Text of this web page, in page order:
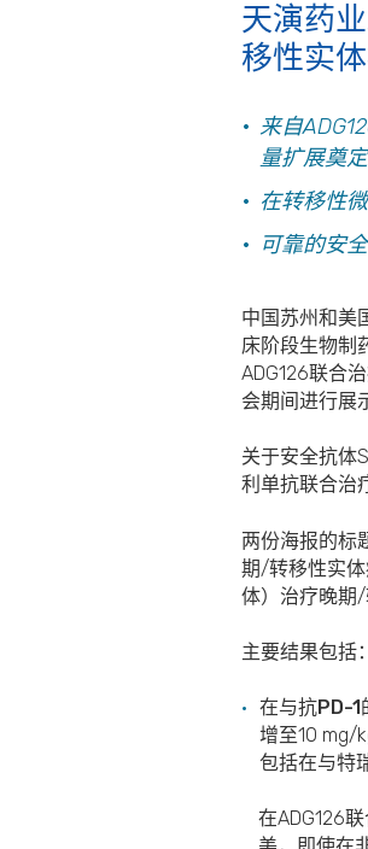
天演药
移性实
来自
量扩展奠
在转移性
可靠的安
中国苏州和美
床阶段生物制
ADG126联合
会期间进行展
关于安全抗体
利单抗联合治
两份海报的标
期/转移性实体
体）治疗晚期
主要结果包括：
在与抗PD-1
增至10 mg/
包括在与特
在ADG126